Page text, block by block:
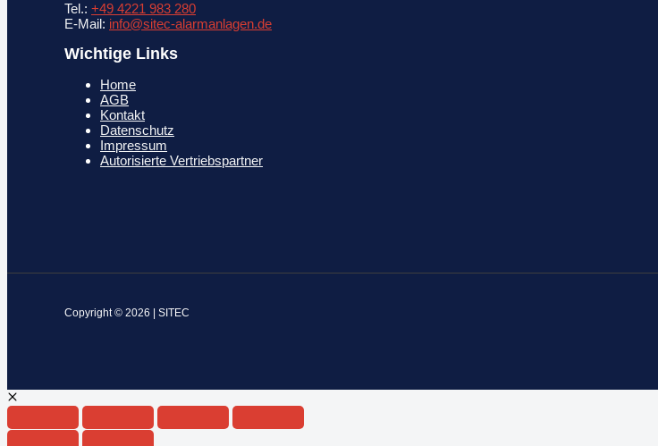
Tel.: +49 4221 983 280
E-Mail: info@sitec-alarmanlagen.de
Wichtige Links
Home
AGB
Kontakt
Datenschutz
Impressum
Autorisierte Vertriebspartner
Copyright © 2026 | SITEC